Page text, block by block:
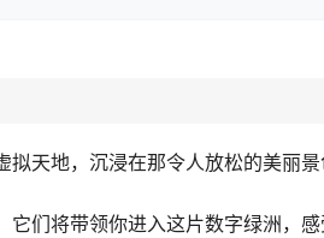
天地，沉浸在那令人放松的美丽
们将带领你进入这片数字绿洲，